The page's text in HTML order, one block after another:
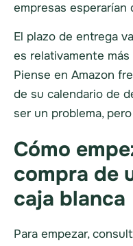
empresas esperarían
El plazo de entrega
es relativamente
Piense en Amazon
de su calendario de
ser un problema,
Cómo
compra de
caja blanca
Para empezar,